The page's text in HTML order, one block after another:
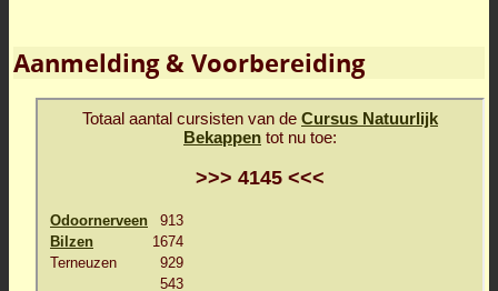
Aanmelding & Voorbereiding